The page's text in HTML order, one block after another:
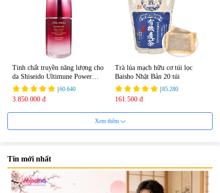
Tinh chất truyền năng lượng cho
da Shiseido Ultimune Power
75ml
|60.640
3.850.000 đ
Trà lúa mạch hữu cơ túi lọc
Baisho Nhật Bản 20 túi
|85.280
161.500 đ
Xem thêm
Tin mới nhất